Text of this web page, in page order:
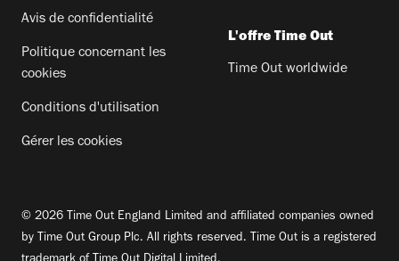
Avis de confidentialité
Politique concernant les
cookies
Conditions d'utilisation
Gérer les cookies
L'offre Time Out
Time Out worldwide
© 2026 Time Out England Limited and affiliated companies owned
by Time Out Group Plc. All rights reserved. Time Out is a registered